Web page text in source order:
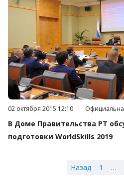
Дата публикации:
02 октября 2015 12:10 Категория:
В Доме Правительства РТ
подготовки WorldSkills 2019
Назад 1 …